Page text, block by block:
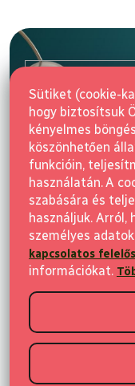
Sütiket (cookie-
hogy biztosítsuk
kényelmes
köszönhetően
funkcióin,
használatán. A
szabására és
használjuk. Arról,
személyes
kapcsolatos
információkat.
Vásárlás
Vásárlási információk